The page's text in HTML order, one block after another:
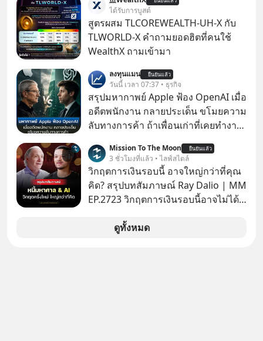
เห็นภาพความสำเร็จที่หรูหรา คอนเสิร์ต
สเกลใหญ่ระดับสเตเดียม และยอดขา
ยอัลบัมถล่มทลายจากวงตัวท็อปอย่าง
BTS, BLACKPINK หรือ SEVENTEEN
ได้รับการบูสต์
สูตรผสม TLCOREWEALTH-UH-X กับ
TLWORLD-X คำถามยอดฮิตที่คนใช้
WealthX ถามเข้ามา
ลงทุนแมน ยืนยันแล้ว
วันนี้ เวลา 07:37 • ธุรกิจ
สรุปมหากาพย์ Apple ฟ้อง OpenAI เมื่อ
อดีตพนักงาน กลายประเด็น ขโมยความ
ลับทางการค้า ถ้าเพื่อนเก่าที่เคยทำงาน
เก่าที่เขาเคยทำไว้ ตอนยังอยู่บริษัท
เดียวกัน
Mission To The Moon ยืนยันแล้ว
3 ชั่วโมงที่แล้ว • ไลฟ์สไตล์
วิกฤตการเงินรอบนี้ อาจใหญ่กว่าที่คุณ
คิด? สรุปบทสัมภาษณ์ Ray Dalio | MM
EP.2723 วิกฤตการเงินรอบนี้อาจไม่ได้
Dalio ชายผู้เคยทำนายวิกฤตเศรษฐกิจ
ดูทั้งหมด